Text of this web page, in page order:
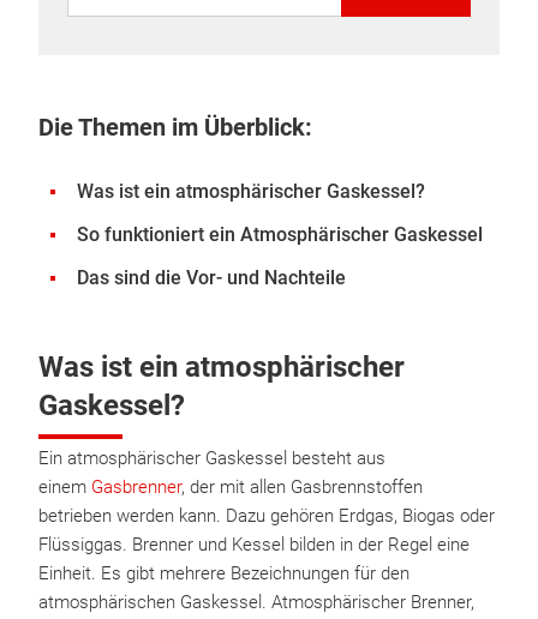
Die Themen im Überblick:
Was ist ein atmosphärischer Gaskessel?
So funktioniert ein Atmosphärischer Gaskessel
Das sind die Vor- und Nachteile
Was ist ein atmosphärischer
Gaskessel?
Ein atmosphärischer Gaskessel besteht aus
einem Gasbrenner, der mit allen Gasbrennstoffen
betrieben werden kann. Dazu gehören Erdgas, Biogas oder
Flüssiggas. Brenner und Kessel bilden in der Regel eine
Einheit. Es gibt mehrere Bezeichnungen für den
atmosphärischen Gaskessel. Atmosphärischer Brenner,